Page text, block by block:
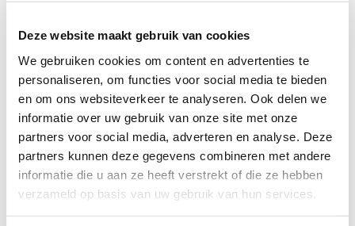
Deze website maakt gebruik van cookies
We gebruiken cookies om content en advertenties te
personaliseren, om functies voor social media te bieden
en om ons websiteverkeer te analyseren. Ook delen we
informatie over uw gebruik van onze site met onze
partners voor social media, adverteren en analyse. Deze
partners kunnen deze gegevens combineren met andere
informatie die u aan ze heeft verstrekt of die ze hebben
verzameld op basis van uw gebruik van hun services.
Renteopslag
Renteopslagis
een verhoging
van de rente. De
meest
voorkomende
reden voor een
renteopslag is de verhouding tussen
schuld en waarde van het onderpand